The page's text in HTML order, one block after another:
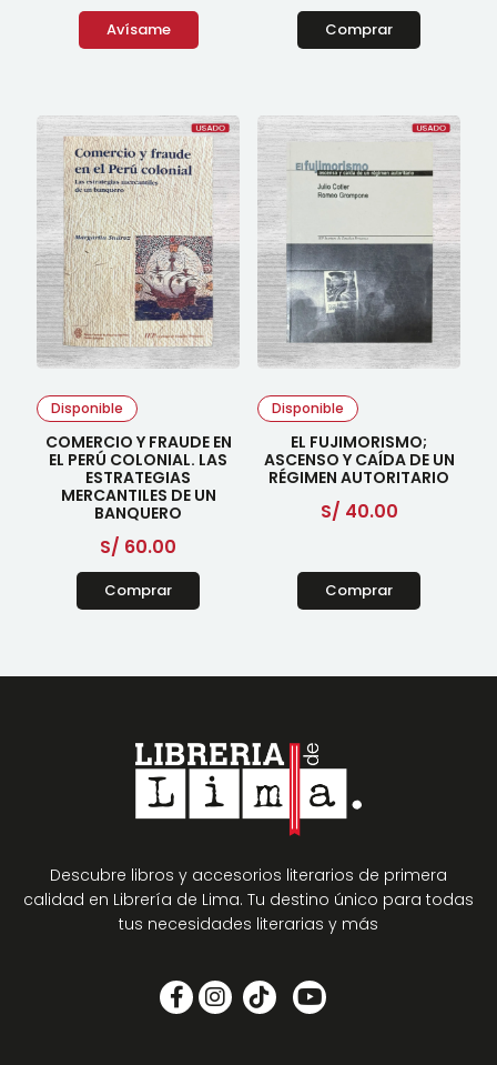
Avísame Comprar
Disponible
COMERCIO Y FRAUDE EN
EL PERÚ COLONIAL. LAS
ESTRATEGIAS
MERCANTILES DE UN
BANQUERO
S/ 60.00
Comprar
Disponible
EL FUJIMORISMO;
ASCENSO Y CAÍDA DE UN
RÉGIMEN AUTORITARIO
S/ 40.00
Comprar
Descubre libros y accesorios literarios de primera
calidad en Librería de Lima. Tu destino único para todas
tus necesidades literarias y más